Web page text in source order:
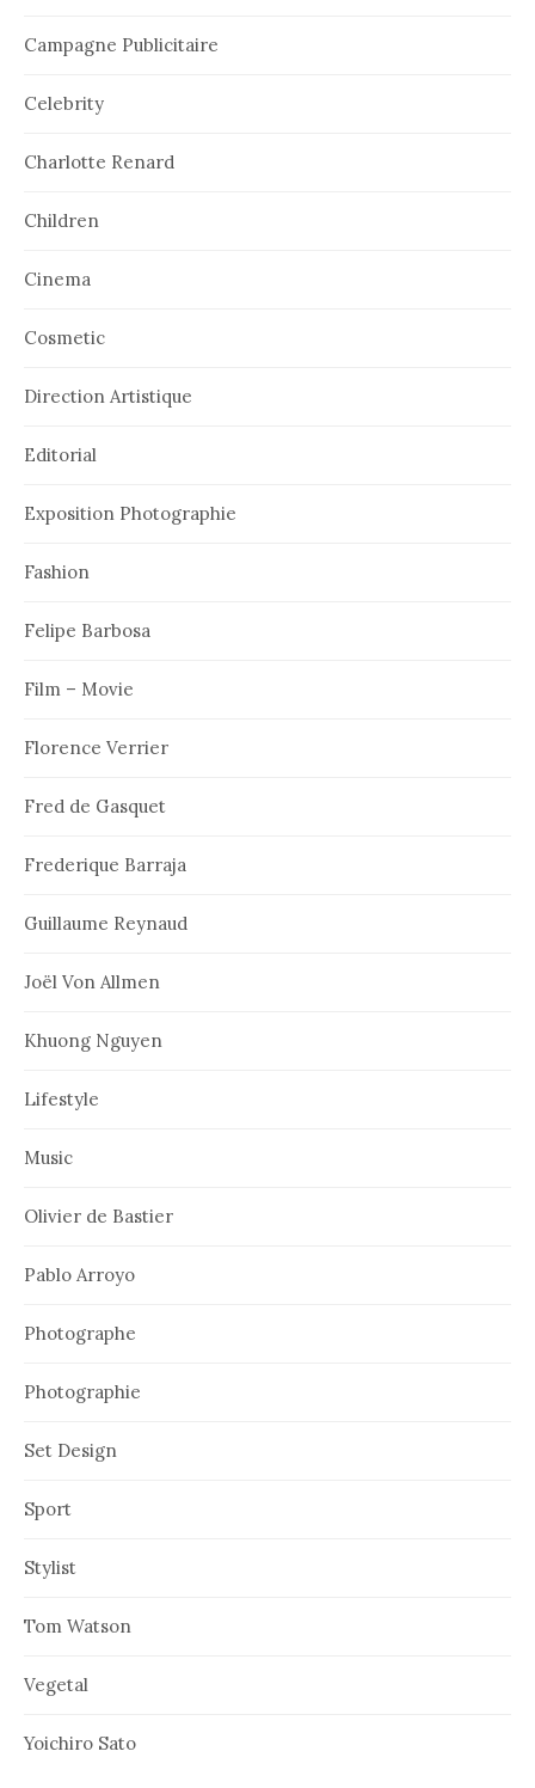
Campagne Publicitaire
Celebrity
Charlotte Renard
Children
Cinema
Cosmetic
Direction Artistique
Editorial
Exposition Photographie
Fashion
Felipe Barbosa
Film – Movie
Florence Verrier
Fred de Gasquet
Frederique Barraja
Guillaume Reynaud
Joël Von Allmen
Khuong Nguyen
Lifestyle
Music
Olivier de Bastier
Pablo Arroyo
Photographe
Photographie
Set Design
Sport
Stylist
Tom Watson
Vegetal
Yoichiro Sato